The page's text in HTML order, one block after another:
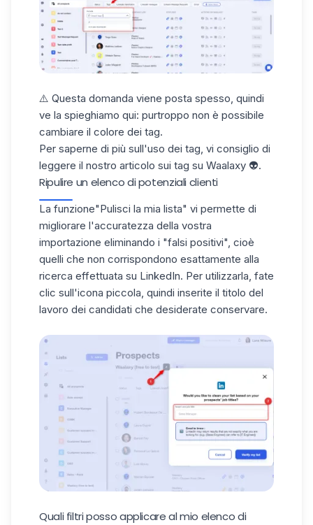
⚠️ Questa domanda viene posta spesso, quindi
ve la spieghiamo qui: purtroppo non è possibile
cambiare il colore dei tag.
Per saperne di più sull'uso dei tag, vi consiglio di
leggere il nostro articolo sui tag su Waalaxy 👽.
Ripulire un elenco di potenziali clienti
La funzione"Pulisci la mia lista" vi permette di
migliorare l'accuratezza della vostra
importazione eliminando i "falsi positivi", cioè
quelli che non corrispondono esattamente alla
ricerca effettuata su LinkedIn. Per utilizzarla, fate
clic sull'icona piccola, quindi inserite il titolo del
lavoro dei candidati che desiderate conservare.
Quali filtri posso applicare al mio elenco di